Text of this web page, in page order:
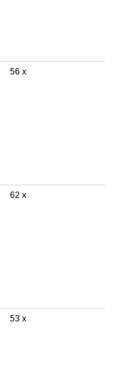
56 x
62 x
53 x